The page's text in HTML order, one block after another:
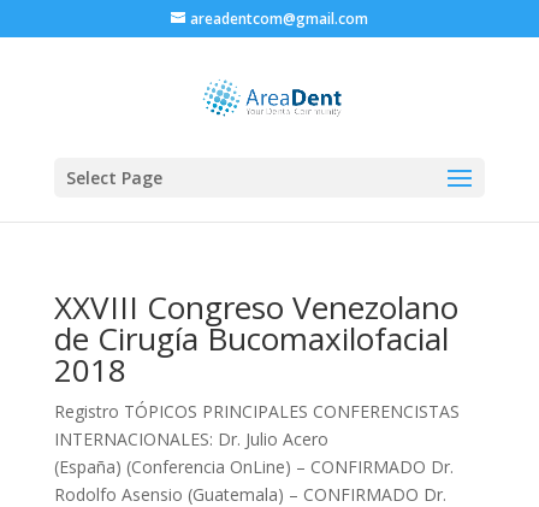
areadentcom@gmail.com
Select Page
XXVIII Congreso Venezolano
de Cirugía Bucomaxilofacial
2018
Registro TÓPICOS PRINCIPALES CONFERENCISTAS
INTERNACIONALES: Dr. Julio Acero
(España) (Conferencia OnLine) – CONFIRMADO Dr.
Rodolfo Asensio (Guatemala) – CONFIRMADO Dr.